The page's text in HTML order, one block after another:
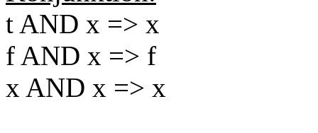
t AND x => x
f AND x => f
x AND x => x